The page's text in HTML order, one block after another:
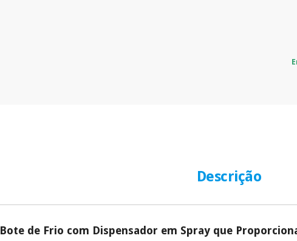
Descrição
Bote de Frio com Dispensador em Spray que